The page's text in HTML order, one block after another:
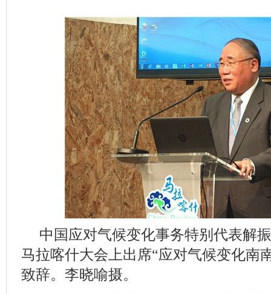
中国应对气候变化事务特别代表解
马拉喀什大会上出席“应对气候变化南
致辞。李晓喻摄。